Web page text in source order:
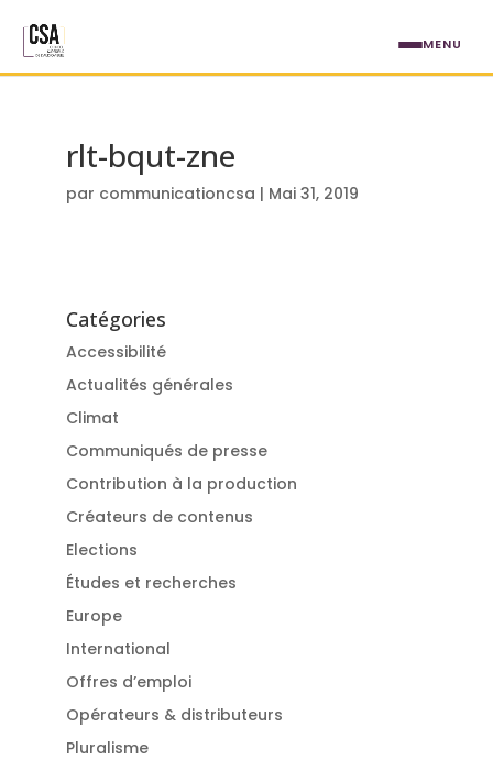
rlt-bqut-zne
par communicationcsa | Mai 31, 2019
Catégories
Accessibilité
Actualités générales
Climat
Communiqués de presse
Contribution à la production
Créateurs de contenus
Elections
Études et recherches
Europe
International
Offres d’emploi
Opérateurs & distributeurs
Pluralisme
MENU